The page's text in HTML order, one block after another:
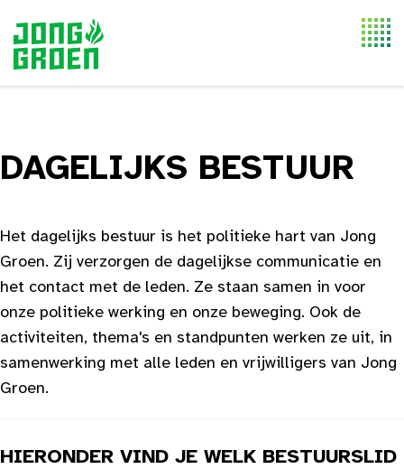
DAGELIJKS BESTUUR
Het dagelijks bestuur is het politieke hart van Jong
Groen. Zij verzorgen de dagelijkse communicatie en
het contact met de leden. Ze staan samen in voor
onze politieke werking en onze beweging. Ook de
activiteiten, thema's en standpunten werken ze uit, in
samenwerking met alle leden en vrijwilligers van Jong
Groen.
HIERONDER VIND JE WELK BESTUURSLID